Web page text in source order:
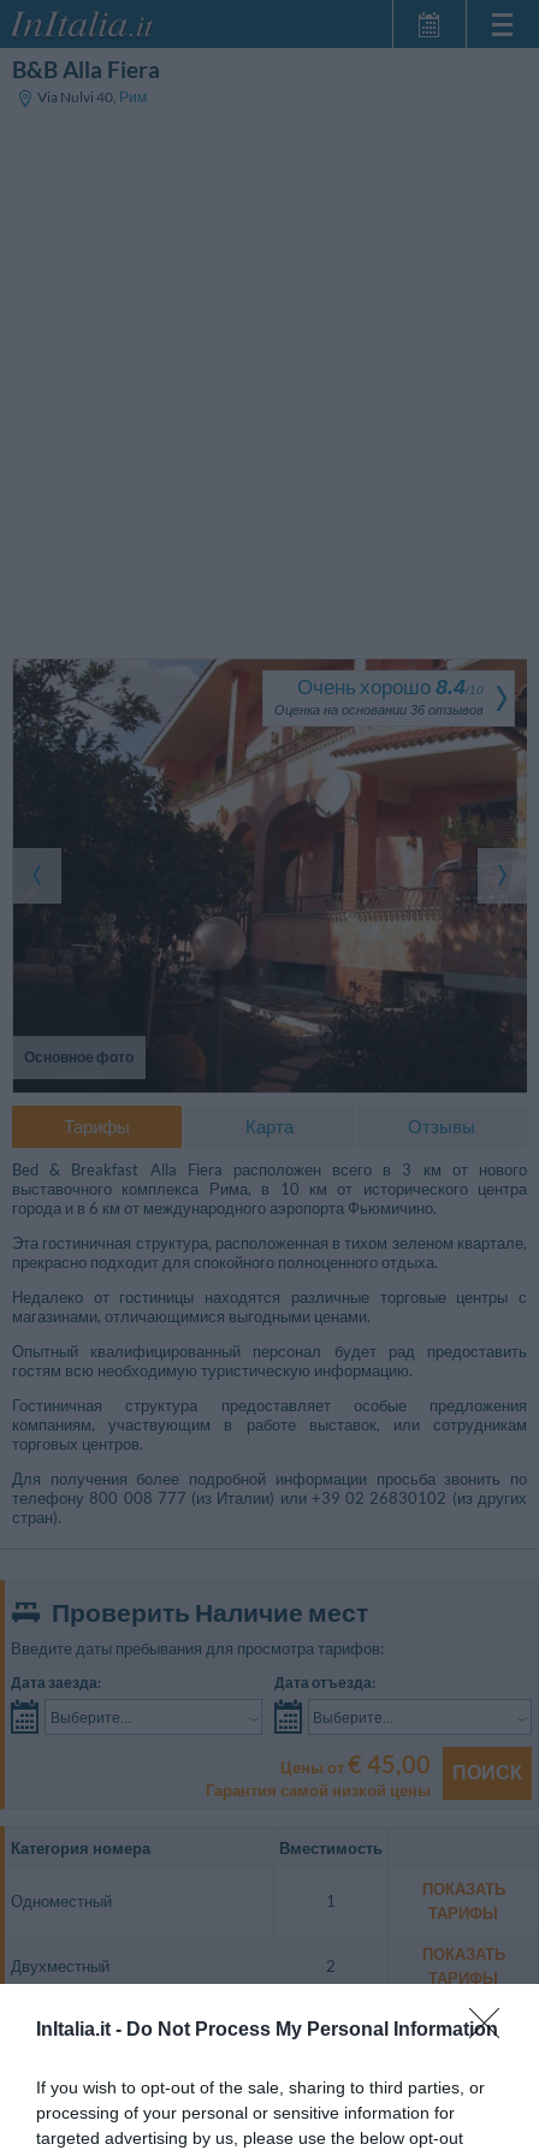
InItalia.it - Do Not Process My Personal Information
If you wish to opt-out of the sale, sharing to third parties, or
processing of your personal or sensitive information for
targeted advertising by us, please use the below opt-out
B&B Alla Fiera
Via Nulvi 40, Рим
Основное фото
Очень хорошо 8.4/10
Оценка на основании 36 отзывов
Тарифы Карта Отзывы
Bed & Breakfast Alla Fiera расположен всего в 3 км от нового
выставочного комплекса Рима, в 10 км от исторического центра
города и в 6 км от международного аэропорта Фьюмичино.
Эта гостиничная структура, расположенная в тихом зеленом квартале,
прекрасно подходит для спокойного полноценного отдыха.
Недалеко от гостиницы находятся различные торговые центры с
магазинами, отличающимися выгодными ценами.
Опытный квалифицированный персонал будет рад предоставить
гостям всю необходимую туристическую информацию.
Гостиничная структура предоставляет особые предложения
компаниям, участвующим в работе выставок, или сотрудникам
торговых центров.
Для получения более подробной информации просьба звонить по
телефону 800 008 777 (из Италии) или +39 02 26830102 (из других
стран).
Проверить Наличие мест
Введите даты пребывания для просмотра тарифов:
Дата заезда:
Выберите...
Дата отъезда:
Выберите...
Цены от€ 45,00
Гарантия самой низкой цены
ПОИСК
Категория номера Вместимость
Одноместный 1
ПОКАЗАТЬ
ТАРИФЫ
Двухместный 2
ПОКАЗАТЬ
ТАРИФЫ
Двухместный с двуспальной
2
ПОКАЗАТЬ
ТАРИФЫ
Двухместный для одноместного
размещения
1
ПОКАЗАТЬ
ТАРИФЫ
Трехкомнатные апартаменты для 5 ПОКАЗАТЬ